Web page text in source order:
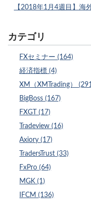
【2018年1月4週目】海
カテゴリ
FXセミナー (164)
経済指標 (4)
XM（XMTrading）
BigBoss (167)
FXGT (17)
Tradeview (16)
Axiory (17)
TradersTrust (33)
FxPro (64)
MGK (1)
IFCM (136)